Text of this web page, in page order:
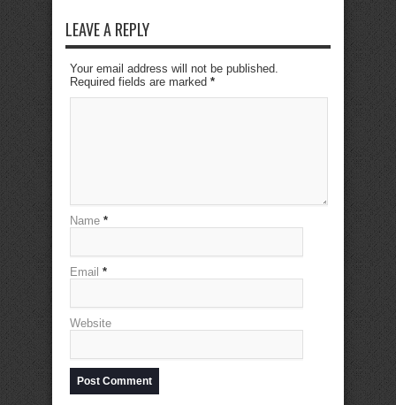
LEAVE A REPLY
Your email address will not be published.
Required fields are marked *
Name *
Email *
Website